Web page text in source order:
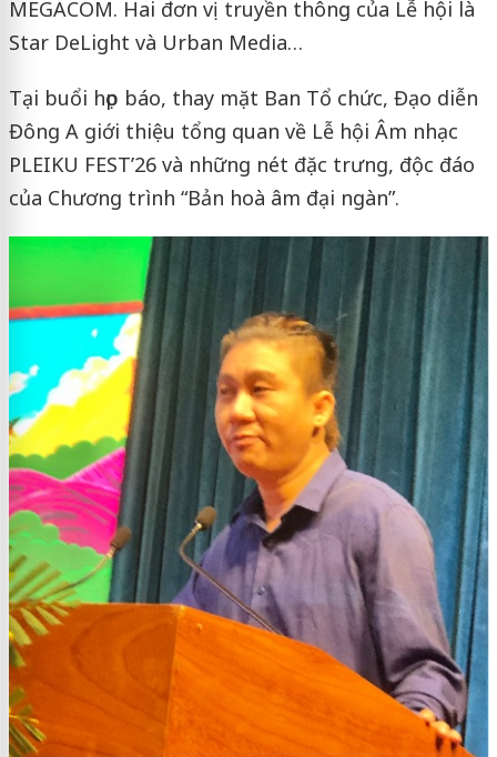
MEGACOM. Hai đơn vị truyền thông của Lễ hội là
Star DeLight và Urban Media…
Tại buổi họp báo, thay mặt Ban Tổ chức, Đạo diễn
Đông A giới thiệu tổng quan về Lễ hội Âm nhạc
PLEIKU FEST’26 và những nét đặc trưng, độc đáo
của Chương trình “Bản hoà âm đại ngàn”.